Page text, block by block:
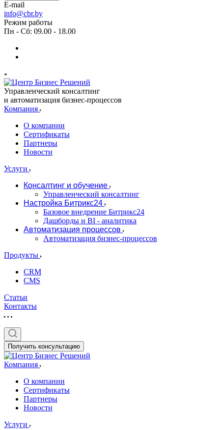
E-mail
info@cbr.by
Режим работы
Пн - Сб: 09.00 - 18.00
Управленческий консалтинг
и автоматизация бизнес-процессов
Компания
О компании
Сертификаты
Партнеры
Новости
Услуги
Консалтинг и обучение
Управленческий консалтинг
Настройка Битрикс24
Базовое внедрение Битрикс24
Дашборды и BI - аналитика
Автоматизация процессов
Автоматизация бизнес-процессов
Продукты
CRM
CMS
Статьи
Контакты
Получить консультацию
Компания
О компании
Сертификаты
Партнеры
Новости
Услуги